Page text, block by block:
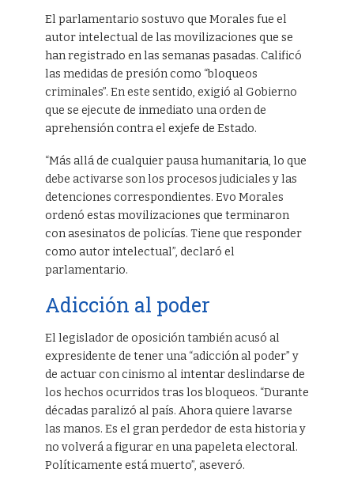
El parlamentario sostuvo que Morales fue el
autor intelectual de las movilizaciones que se
han registrado en las semanas pasadas. Calificó
las medidas de presión como “bloqueos
criminales”. En este sentido, exigió al Gobierno
que se ejecute de inmediato una orden de
aprehensión contra el exjefe de Estado.
“Más allá de cualquier pausa humanitaria, lo que
debe activarse son los procesos judiciales y las
detenciones correspondientes. Evo Morales
ordenó estas movilizaciones que terminaron
con asesinatos de policías. Tiene que responder
como autor intelectual”, declaró el
parlamentario.
Adicción al poder
El legislador de oposición también acusó al
expresidente de tener una “adicción al poder” y
de actuar con cinismo al intentar deslindarse de
los hechos ocurridos tras los bloqueos. “Durante
décadas paralizó al país. Ahora quiere lavarse
las manos. Es el gran perdedor de esta historia y
no volverá a figurar en una papeleta electoral.
Políticamente está muerto”, aseveró.